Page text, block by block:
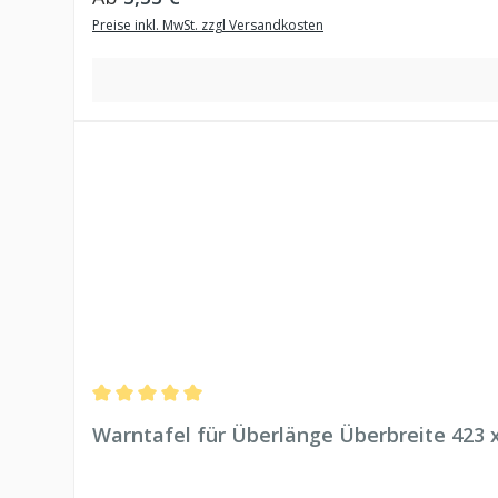
Preise inkl. MwSt. zzgl Versandkosten
Warntafel für Überlänge Überbreite 423